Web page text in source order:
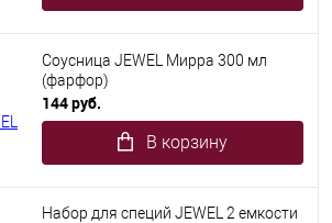
Соусница JEWEL Мирра 300 мл
(фарфор)
144 руб.
В корзину
Набор для специй JEWEL 2 емкости